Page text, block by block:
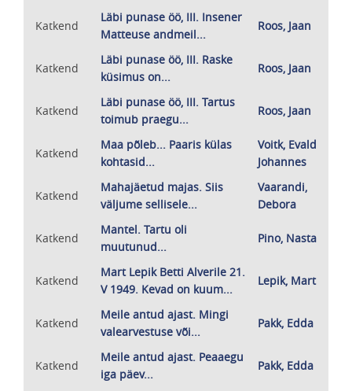
Katkend
Läbi punase öö, III. Insener
Matteuse andmeil...
Roos, Jaan
Katkend
Läbi punase öö, III. Raske
küsimus on...
Roos, Jaan
Katkend
Läbi punase öö, III. Tartus
toimub praegu...
Roos, Jaan
Katkend
Maa põleb... Paaris külas
kohtasid...
Voitk, Evald
Johannes
Katkend
Mahajäetud majas. Siis
väljume sellisele...
Vaarandi,
Debora
Katkend
Mantel. Tartu oli
muutunud...
Pino, Nasta
Katkend
Mart Lepik Betti Alverile 21.
V 1949. Kevad on kuum...
Lepik, Mart
Katkend
Meile antud ajast. Mingi
valearvestuse või...
Pakk, Edda
Katkend
Meile antud ajast. Peaaegu
iga päev...
Pakk, Edda